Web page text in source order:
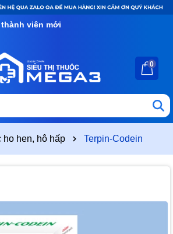
viên mới
0
ho hen, hô hấp Terpin-Codein